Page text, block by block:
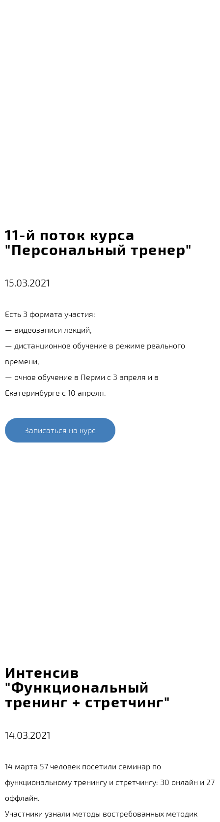
11-й поток курса
"Персональный тренер"
15.03.2021
Есть 3 формата участия:
— видеозаписи лекций,
— дистанционное обучение в режиме реального
времени,
— очное обучение в Перми с 3 апреля и в
Екатеринбурге с 10 апреля.
Записаться на курс
Интенсив
"Функциональный
тренинг + стретчинг"
14.03.2021
14 марта 57 человек посетили семинар по
функциональному тренингу и стретчингу: 30 онлайн и 27
оффлайн.
Участники узнали методы востребованных методик